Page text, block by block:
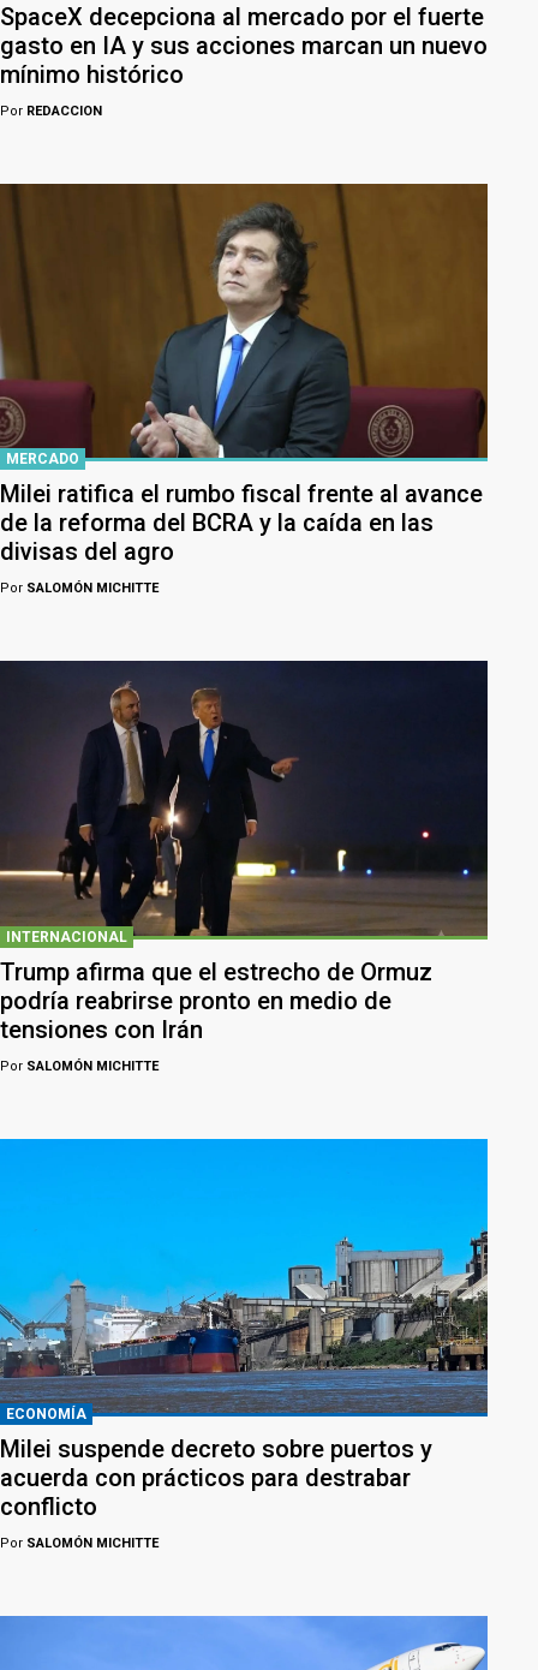
SpaceX decepciona al mercado por el fuerte
gasto en IA y sus acciones marcan un nuevo
mínimo histórico
Por REDACCION
MERCADO
Milei ratifica el rumbo fiscal frente al avance
de la reforma del BCRA y la caída en las
divisas del agro
Por SALOMÓN MICHITTE
INTERNACIONAL
Trump afirma que el estrecho de Ormuz
podría reabrirse pronto en medio de
tensiones con Irán
Por SALOMÓN MICHITTE
ECONOMÍA
Milei suspende decreto sobre puertos y
acuerda con prácticos para destrabar
conflicto
Por SALOMÓN MICHITTE